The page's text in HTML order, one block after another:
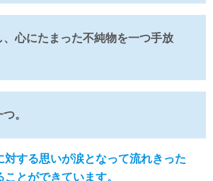
心にたまった不純物を一つ手放
。
対する思いが涙となって流れきった
とができています。